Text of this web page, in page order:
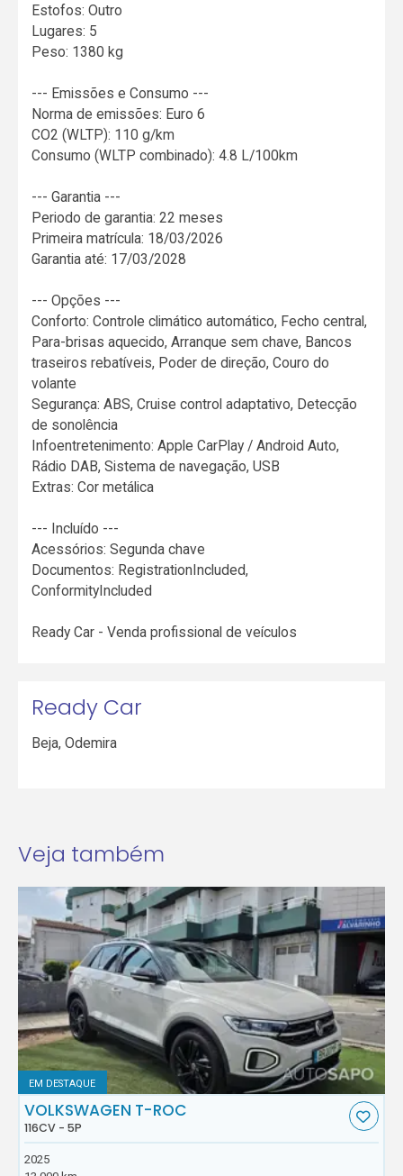
Estofos: Outro
Lugares: 5
Peso: 1380 kg
--- Emissões e Consumo ---
Norma de emissões: Euro 6
CO2 (WLTP): 110 g/km
Consumo (WLTP combinado): 4.8 L/100km
--- Garantia ---
Periodo de garantia: 22 meses
Primeira matrícula: 18/03/2026
Garantia até: 17/03/2028
--- Opções ---
Conforto: Controle climático automático, Fecho central,
Para-brisas aquecido, Arranque sem chave, Bancos
traseiros rebatíveis, Poder de direção, Couro do
volante
Segurança: ABS, Cruise control adaptativo, Detecção
de sonolência
Infoentretenimento: Apple CarPlay / Android Auto,
Rádio DAB, Sistema de navegação, USB
Extras: Cor metálica
--- Incluído ---
Acessórios: Segunda chave
Documentos: RegistrationIncluded,
ConformityIncluded
Ready Car - Venda profissional de veículos
Ready Car
Beja,Odemira
Veja também
EM DESTAQUE
VOLKSWAGEN T-ROC
116CV - 5P
2025